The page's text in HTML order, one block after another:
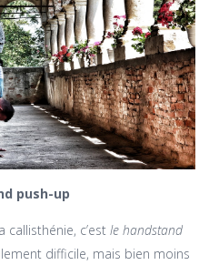
push-up
c’est le handstand
difficile, mais bien moins